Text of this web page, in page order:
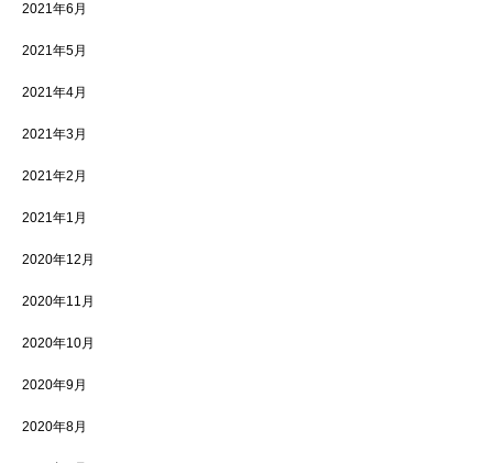
2021年6月
2021年5月
2021年4月
2021年3月
2021年2月
2021年1月
2020年12月
2020年11月
2020年10月
2020年9月
2020年8月